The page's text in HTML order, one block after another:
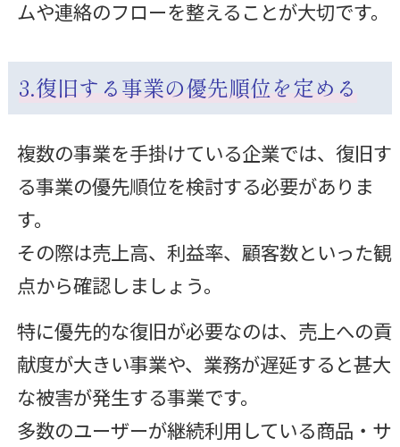
ムや連絡のフローを整えることが大切です。
3.復旧する事業の優先順位を定める
複数の事業を手掛けている企業では、復旧す
る事業の優先順位を検討する必要がありま
す。
その際は売上高、利益率、顧客数といった観
点から確認しましょう。
特に優先的な復旧が必要なのは、売上への貢
献度が大きい事業や、業務が遅延すると甚大
な被害が発生する事業です。
多数のユーザーが継続利用している商品・サ